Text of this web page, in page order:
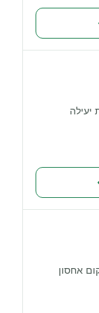
יעילה
אחסון